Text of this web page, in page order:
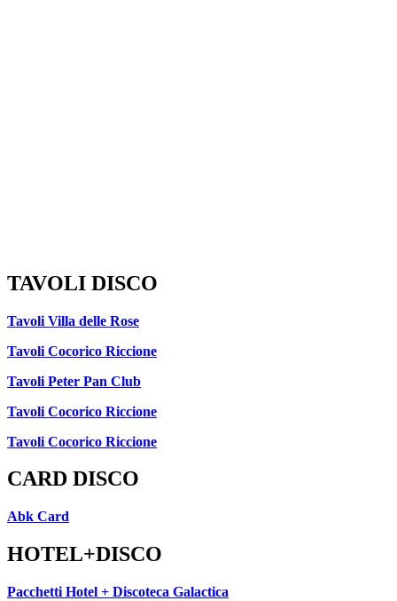
TAVOLI DISCO
Tavoli Villa delle Rose
Tavoli Cocorico Riccione
Tavoli Peter Pan Club
Tavoli Cocorico Riccione
Tavoli Cocorico Riccione
CARD DISCO
Abk Card
HOTEL+DISCO
Pacchetti Hotel + Discoteca Galactica